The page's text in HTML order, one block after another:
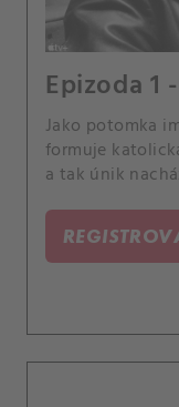
Epizoda 1
Jako potomka
formuje
a tak únik